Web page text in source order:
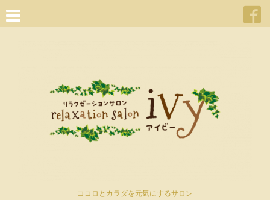
ココロとカラダを元気にするサロン